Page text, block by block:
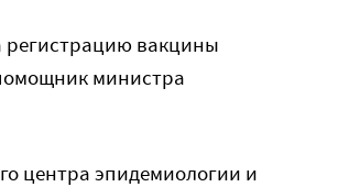
вакцины
министра
центра эпидемиологии и